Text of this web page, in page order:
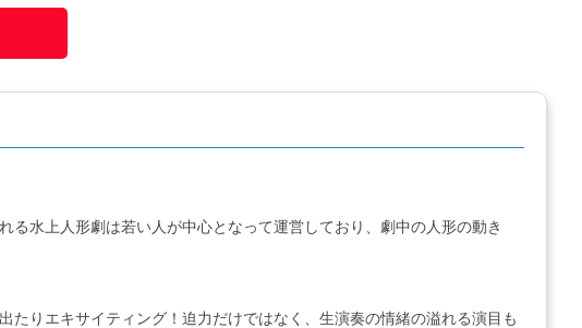
水上人形劇は若い人が中心となって運営しており、劇中の人形の動き
りエキサイティング！迫力だけではなく、生演奏の情緒の溢れる演目も